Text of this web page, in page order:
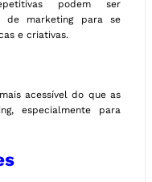
podem ser
de marketing para se
e criativas.
acessível do que as
especialmente para